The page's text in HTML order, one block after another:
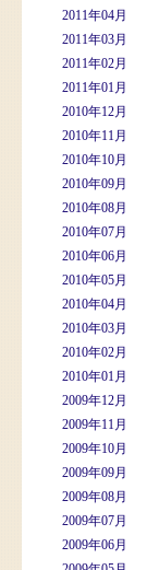
2011年04月
2011年03月
2011年02月
2011年01月
2010年12月
2010年11月
2010年10月
2010年09月
2010年08月
2010年07月
2010年06月
2010年05月
2010年04月
2010年03月
2010年02月
2010年01月
2009年12月
2009年11月
2009年10月
2009年09月
2009年08月
2009年07月
2009年06月